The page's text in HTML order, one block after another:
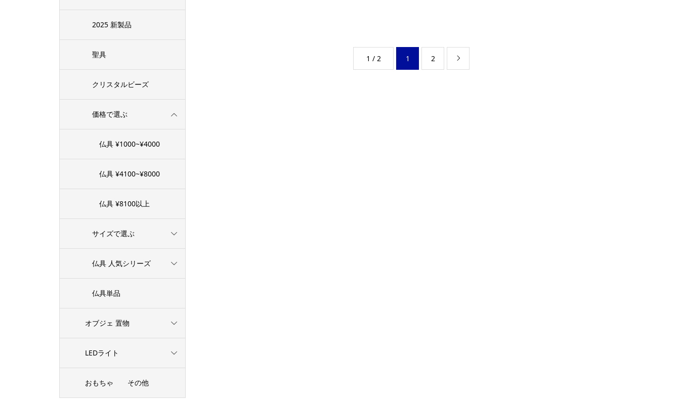
1 / 2 1 2 
2025 新製品
聖具
クリスタルビーズ
価格で選ぶ
仏具 ¥1000~¥4000
仏具 ¥4100~¥8000
仏具 ¥8100以上
サイズで選ぶ
仏具 人気シリーズ
仏具単品
オブジェ 置物
LEDライト
おもちゃ その他